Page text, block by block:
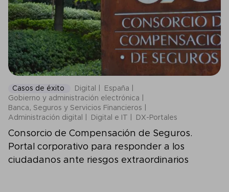
Casos de éxito Digital
España
Gobierno y administración electrónica
Banca, Seguros y Servicios Financieros
Administración digital
Digital e IT DX-Portales
Consorcio de Compensación de Seguros.
Portal corporativo para responder a los
ciudadanos ante riesgos extraordinarios